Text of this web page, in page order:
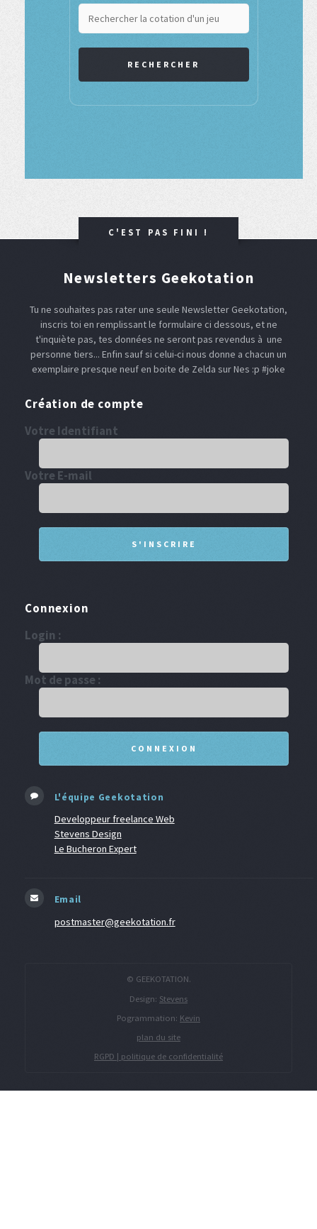
RECHERCHER
C'EST PAS FINI !
Newsletters Geekotation
Tu ne souhaites pas rater une seule Newsletter Geekotation,
inscris toi en remplissant le formulaire ci dessous, et ne
t'inquiète pas, tes données ne seront pas revendus à une
personne tiers... Enfin sauf si celui-ci nous donne a chacun un
exemplaire presque neuf en boite de Zelda sur Nes :p #joke
Création de compte
Votre Identifiant
Votre E-mail
Connexion
Login :
Mot de passe :
L'équipe Geekotation
Developpeur freelance Web
Stevens Design
Le Bucheron Expert
Email
postmaster@geekotation.fr
© GEEKOTATION.
Design: Stevens
Pogrammation: Kevin
plan du site
RGPD | politique de confidentialité